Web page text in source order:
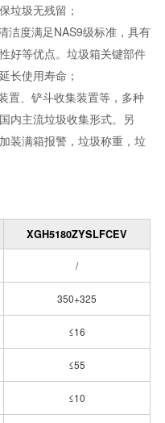
垃圾无残留；
洁度满足NAS9级标准，具有
好等优点。垃圾箱关键部件
长使用寿命；
置、铲斗收集装置等，多种
内主流垃圾收集形式。另
装满箱报警，垃圾称重，垃
XGH5180ZYSLFCEV
/
350+325
≤16
≤55
≤10